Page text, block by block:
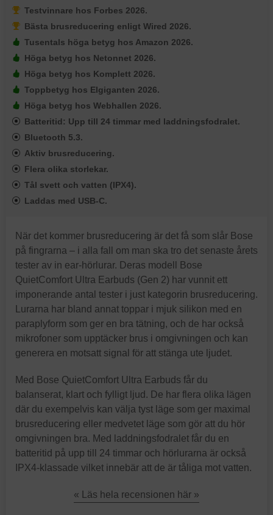
Testvinnare hos Forbes 2026.
Bästa brusreducering enligt Wired 2026.
Tusentals höga betyg hos Amazon 2026.
Höga betyg hos Netonnet 2026.
Höga betyg hos Komplett 2026.
Toppbetyg hos Elgiganten 2026.
Höga betyg hos Webhallen 2026.
Batteritid: Upp till 24 timmar med laddningsfodralet.
Bluetooth 5.3.
Aktiv brusreducering.
Flera olika storlekar.
Tål svett och vatten (IPX4).
Laddas med USB-C.
När det kommer brusreducering är det få som slår Bose
på fingrarna – i alla fall om man ska tro det senaste årets
tester av in ear-hörlurar. Deras modell Bose
QuietComfort Ultra Earbuds (Gen 2) har vunnit ett
imponerande antal tester i just kategorin brusreducering.
Lurarna har bland annat toppar i mjuk silikon med en
paraplyform som ger en bra tätning, och de har också
mikrofoner som upptäcker brus i omgivningen och kan
generera en motsatt signal för att stänga ute ljudet.
Med Bose QuietComfort Ultra Earbuds får du
balanserat, klart och fylligt ljud. De har flera olika lägen
där du exempelvis kan välja tyst läge som ger maximal
brusreducering eller medvetet läge som gör att du hör
omgivningen bra. Med laddningsfodralet får du en
batteritid på upp till 24 timmar och hörlurarna är också
IPX4-klassade vilket innebär att de är tåliga mot vatten.
« Läs hela recensionen här »